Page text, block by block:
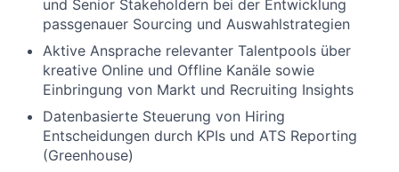
und Senior Stakeholdern bei der Entwicklung
passgenauer Sourcing und Auswahlstrategien
Aktive Ansprache relevanter Talentpools über
kreative Online und Offline Kanäle sowie
Einbringung von Markt und Recruiting Insights
Datenbasierte Steuerung von Hiring
Entscheidungen durch KPIs und ATS Reporting
(Greenhouse)